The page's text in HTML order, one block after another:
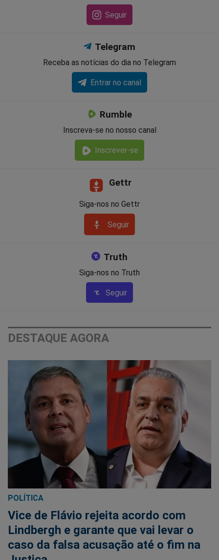
Seguir
Telegram
Receba as notícias do dia no Telegram
Entrar no canal
Rumble
Inscreva-se no nosso canal
Inscrever-se
Gettr
Siga-nos no Gettr
Seguir
Truth
Siga-nos no Truth
Seguir
DESTAQUE AGORA
POLÍTICA
Vice de Flávio rejeita acordo com
Lindbergh e garante que vai levar o
caso da falsa acusação até o fim na